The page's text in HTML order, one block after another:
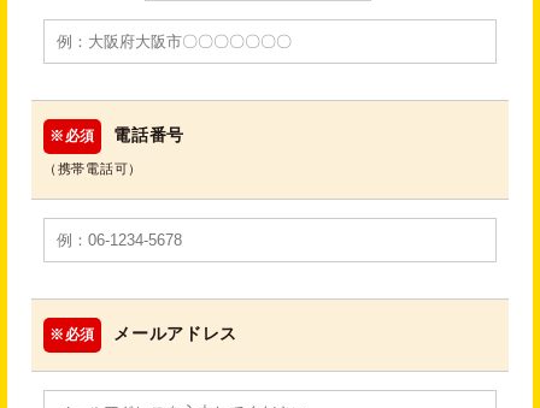
※必須 電話番号
（携帯電話可）
※必須 メールアドレス